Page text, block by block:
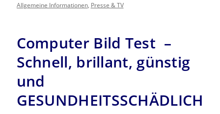
Allgemeine Informationen, Presse & TV
Computer Bild Test –
Schnell, brillant, günstig
und
GESUNDHEITSSCHÄDLICH?